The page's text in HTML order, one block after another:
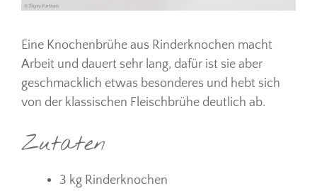
Eine Knochenbrühe aus Rinderknochen macht
Arbeit und dauert sehr lang, dafür ist sie aber
geschmacklich etwas besonderes und hebt sich
von der klassischen Fleischbrühe deutlich ab.
Zutaten
3 kg Rinderknochen